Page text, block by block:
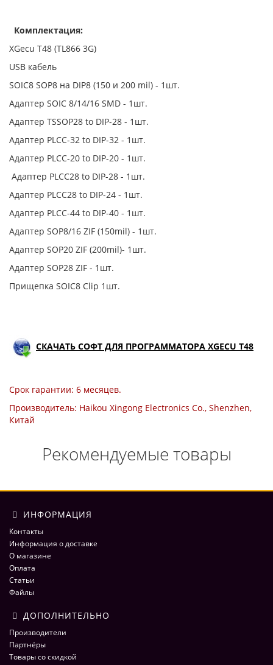
Комплектация:
XGecu T48 (TL866 3G)
USB кабель
SOIC8 SOP8 на DIP8 (150 и 200 mil) - 1шт.
Адаптер SOIC 8/14/16 SMD - 1шт.
Адаптер TSSOP28 to DIP-28 - 1шт.
Адаптер PLCC-32 to DIP-32 - 1шт.
Адаптер PLCC-20 to DIP-20 - 1шт.
Адаптер PLCC28 to DIP-28 - 1шт.
Адаптер PLCC28 to DIP-24 - 1шт.
Адаптер PLCC-44 to DIP-40 - 1шт.
Адаптер SOP8/16 ZIF (150mil) - 1шт.
Адаптер SOP20 ZIF (200mil)- 1шт.
Адаптер SOP28 ZIF - 1шт.
Прищепка SOIC8 Clip 1шт.
СКАЧАТЬ СОФТ ДЛЯ ПРОГРАММАТОРА XGECU T48
Срок гарантии: 6 месяцев.
Производитель: Haikou Xingong Electronics Co., Shenzhen,
Китай
Рекомендуемые товары
ИНФОРМАЦИЯ
Контакты
Информация о доставке
О магазине
Оплата
Статьи
Файлы
ДОПОЛНИТЕЛЬНО
Производители
Партнёры
Товары со скидкой